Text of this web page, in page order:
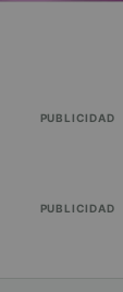
PUBLICIDAD
PUBLICIDAD